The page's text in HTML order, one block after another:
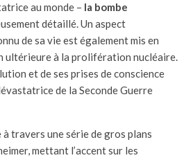
au monde – la bombe
détaillé. Un aspect
de sa vie est également mis en
ultérieure à la prolifération nucléaire.
et de ses prises de conscience
de la Seconde Guerre
travers une série de gros plans
mettant l’accent sur les